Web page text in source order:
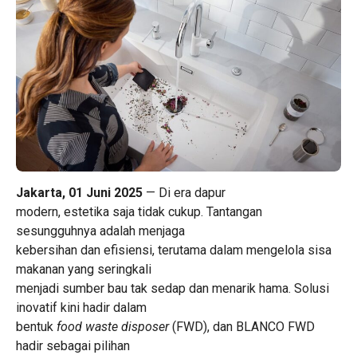
Jakarta, 01 Juni 2025 — Di era dapur
modern, estetika saja tidak cukup. Tantangan
sesungguhnya adalah menjaga
kebersihan dan efisiensi, terutama dalam mengelola sisa
makanan yang seringkali
menjadi sumber bau tak sedap dan menarik hama. Solusi
inovatif kini hadir dalam
bentuk food waste disposer(FWD), dan BLANCO FWD
hadir sebagai pilihan